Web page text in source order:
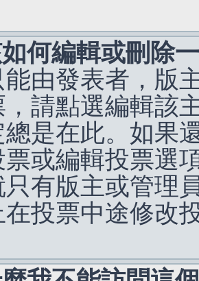
何編輯或刪除
由發表者，版
請點選編輯該
總是在此。如果
或編輯投票選
只有版主或管理
在投票中途修改